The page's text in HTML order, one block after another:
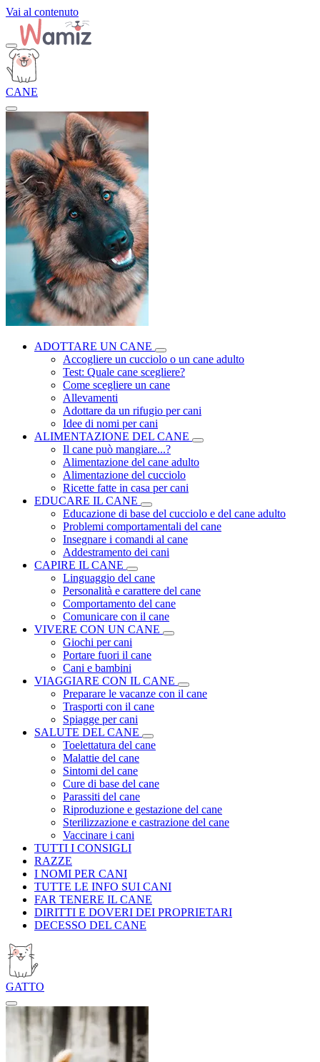
Vai al contenuto
CANE
ADOTTARE UN CANE
Accogliere un cucciolo o un cane adulto
Test: Quale cane scegliere?
Come scegliere un cane
Allevamenti
Adottare da un rifugio per cani
Idee di nomi per cani
ALIMENTAZIONE DEL CANE
Il cane può mangiare...?
Alimentazione del cane adulto
Alimentazione del cucciolo
Ricette fatte in casa per cani
EDUCARE IL CANE
Educazione di base del cucciolo e del cane adulto
Problemi comportamentali del cane
Insegnare i comandi al cane
Addestramento dei cani
CAPIRE IL CANE
Linguaggio del cane
Personalità e carattere del cane
Comportamento del cane
Comunicare con il cane
VIVERE CON UN CANE
Giochi per cani
Portare fuori il cane
Cani e bambini
VIAGGIARE CON IL CANE
Preparare le vacanze con il cane
Trasporti con il cane
Spiagge per cani
SALUTE DEL CANE
Toelettatura del cane
Malattie del cane
Sintomi del cane
Cure di base del cane
Parassiti del cane
Riproduzione e gestazione del cane
Sterilizzazione e castrazione del cane
Vaccinare i cani
TUTTI I CONSIGLI
RAZZE
I NOMI PER CANI
TUTTE LE INFO SUI CANI
FAR TENERE IL CANE
DIRITTI E DOVERI DEI PROPRIETARI
DECESSO DEL CANE
GATTO